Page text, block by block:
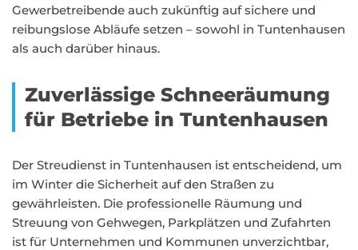
Gewerbetreibende auch zukünftig auf sichere und
reibungslose Abläufe setzen – sowohl in Tuntenhausen
als auch darüber hinaus.
Zuverlässige Schneeräumung
für Betriebe in Tuntenhausen
Der Streudienst in Tuntenhausen ist entscheidend, um
im Winter die Sicherheit auf den Straßen zu
gewährleisten. Die professionelle Räumung und
Streuung von Gehwegen, Parkplätzen und Zufahrten
ist für Unternehmen und Kommunen unverzichtbar,